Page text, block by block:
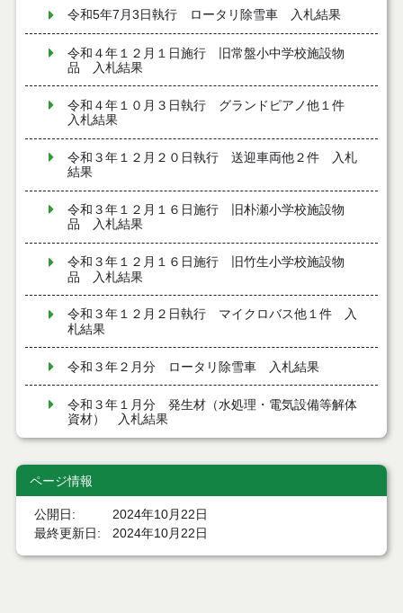
令和5年7月3日執行 ロータリ除雪車 入札結果
令和４年１２月１日施行 旧常盤小中学校施設物
品 入札結果
令和４年１０月３日執行 グランドピアノ他１件
入札結果
令和３年１２月２０日執行 送迎車両他２件 入札
結果
令和３年１２月１６日施行 旧朴瀬小学校施設物
品 入札結果
令和３年１２月１６日施行 旧竹生小学校施設物
品 入札結果
令和３年１２月２日執行 マイクロバス他１件 入
札結果
令和３年２月分 ロータリ除雪車 入札結果
令和３年１月分 発生材（水処理・電気設備等解体
資材） 入札結果
ページ情報
公開日
2024年10月22日
最終更新日
2024年10月22日